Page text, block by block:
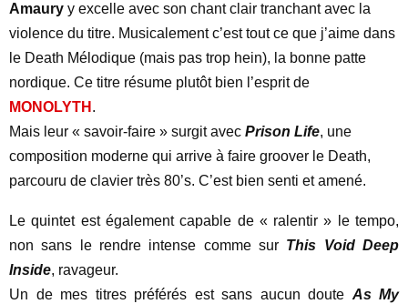
Amaury y excelle avec son chant clair tranchant avec la
violence du titre. Musicalement c’est tout ce que j’aime dans
le Death Mélodique (mais pas trop hein), la bonne patte
nordique. Ce titre résume plutôt bien l’esprit de
MONOLYTH .
Mais leur « savoir-faire » surgit avec Prison Life, une
composition moderne qui arrive à faire groover le Death,
parcouru de clavier très 80’s. C’est bien senti et amené.
Le quintet est également capable de « ralentir » le tempo,
non sans le rendre intense comme sur This Void Deep
Inside, ravageur.
Un de mes titres préférés est sans aucun doute As My